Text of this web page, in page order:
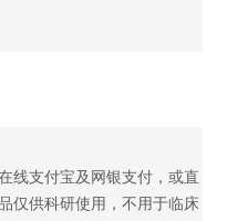
线支付宝及网银支付，或直
仅供科研使用，不用于临床